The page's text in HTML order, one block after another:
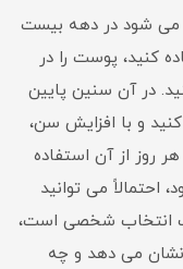
می شود در دهه بیست
کنید، پوست را در
در آن سنین پایین
و با افزایش سن،
هر روز از آن استفاده
می توانید
انتخاب شخصی است،
می دهد و چه